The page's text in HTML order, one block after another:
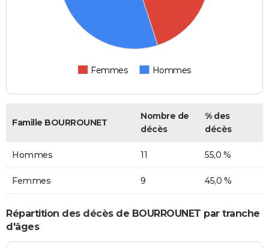
Femmes Hommes
Famille BOURROUNET
Nombre de
décès
% des
décès
Hommes 11 55,0 %
Femmes 9 45,0 %
Répartition des décès de BOURROUNET par tranche
d'âges